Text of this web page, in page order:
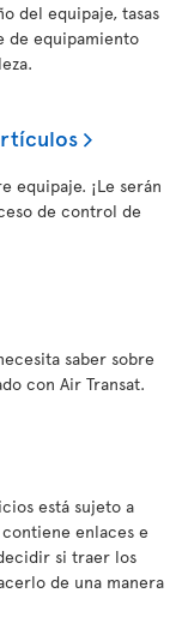
del equipaje, tasas
de equipamiento
equipaje. ¡Le serán
de control de
saber sobre
con Air Transat.
está sujeto a
enlaces e
si traer los
de una manera